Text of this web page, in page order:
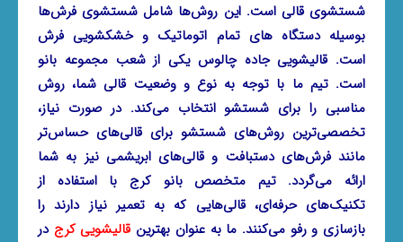
شستشوی قالی است. این روش‌ها شامل شستشوی فرش‌ها
بوسیله دستگاه های تمام اتوماتیک و خشکشویی فرش
است. قالیشویی جاده چالوس یکی از شعب مجموعه بانو
است. تیم ما با توجه به نوع و وضعیت قالی شما، روش
مناسبی را برای شستشو انتخاب می‌کند. در صورت نیاز،
تخصصی‌ترین روش‌های شستشو برای قالی‌های حساس‌تر
مانند فرش‌های دستبافت و قالی‌های ابریشمی نیز به شما
ارائه می‌گردد. تیم متخصص بانو کرج با استفاده از
تکنیک‌های حرفه‌ای، قالی‌هایی که به تعمیر نیاز دارند را
بازسازی و رفو می‌کنند. ما به عنوان بهترین قالیشویی کرج در